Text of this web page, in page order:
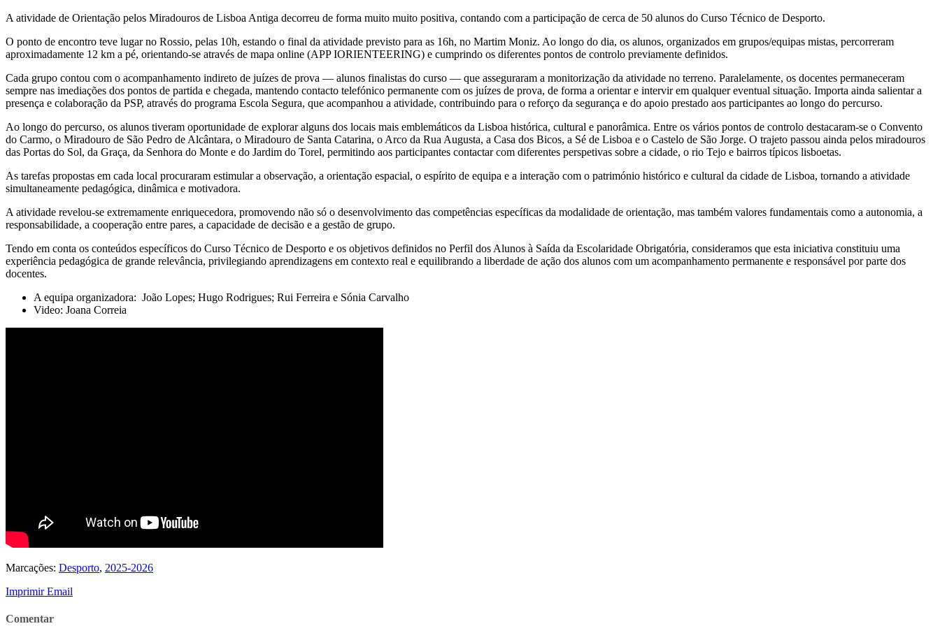
A atividade de Orientação pelos Miradouros de Lisboa Antiga decorreu de forma muito muito positiva, contando com a participação de cerca de 50 alunos do Curso Técnico de Desporto.
O ponto de encontro teve lugar no Rossio, pelas 10h, estando o final da atividade previsto para as 16h, no Martim Moniz. Ao longo do dia, os alunos, organizados em grupos/equipas mistas, percorreram
aproximadamente 12 km a pé, orientando-se através de mapa online (APP IORIENTEERING) e cumprindo os diferentes pontos de controlo previamente definidos.
Cada grupo contou com o acompanhamento indireto de juízes de prova — alunos finalistas do curso — que asseguraram a monitorização da atividade no terreno. Paralelamente, os docentes permaneceram
sempre nas imediações dos pontos de partida e chegada, mantendo contacto telefónico permanente com os juízes de prova, de forma a orientar e intervir em qualquer eventual situação. Importa ainda salientar a
presença e colaboração da PSP, através do programa Escola Segura, que acompanhou a atividade, contribuindo para o reforço da segurança e do apoio prestado aos participantes ao longo do percurso.
Ao longo do percurso, os alunos tiveram oportunidade de explorar alguns dos locais mais emblemáticos da Lisboa histórica, cultural e panorâmica. Entre os vários pontos de controlo destacaram-se o Convento
do Carmo, o Miradouro de São Pedro de Alcântara, o Miradouro de Santa Catarina, o Arco da Rua Augusta, a Casa dos Bicos, a Sé de Lisboa e o Castelo de São Jorge. O trajeto passou ainda pelos miradouros
das Portas do Sol, da Graça, da Senhora do Monte e do Jardim do Torel, permitindo aos participantes contactar com diferentes perspetivas sobre a cidade, o rio Tejo e bairros típicos lisboetas.
As tarefas propostas em cada local procuraram estimular a observação, a orientação espacial, o espírito de equipa e a interação com o património histórico e cultural da cidade de Lisboa, tornando a atividade
simultaneamente pedagógica, dinâmica e motivadora.
A atividade revelou-se extremamente enriquecedora, promovendo não só o desenvolvimento das competências específicas da modalidade de orientação, mas também valores fundamentais como a autonomia, a
responsabilidade, a cooperação entre pares, a capacidade de decisão e a gestão de grupo.
Tendo em conta os conteúdos específicos do Curso Técnico de Desporto e os objetivos definidos no Perfil dos Alunos à Saída da Escolaridade Obrigatória, consideramos que esta iniciativa constituiu uma
experiência pedagógica de grande relevância, privilegiando aprendizagens em contexto real e equilibrando a liberdade de ação dos alunos com um acompanhamento permanente e responsável por parte dos
docentes.
A equipa organizadora: João Lopes; Hugo Rodrigues; Rui Ferreira e Sónia Carvalho
Video: Joana Correia
Marcações: Desporto, 2025-2026
ImprimirEmail
Comentar